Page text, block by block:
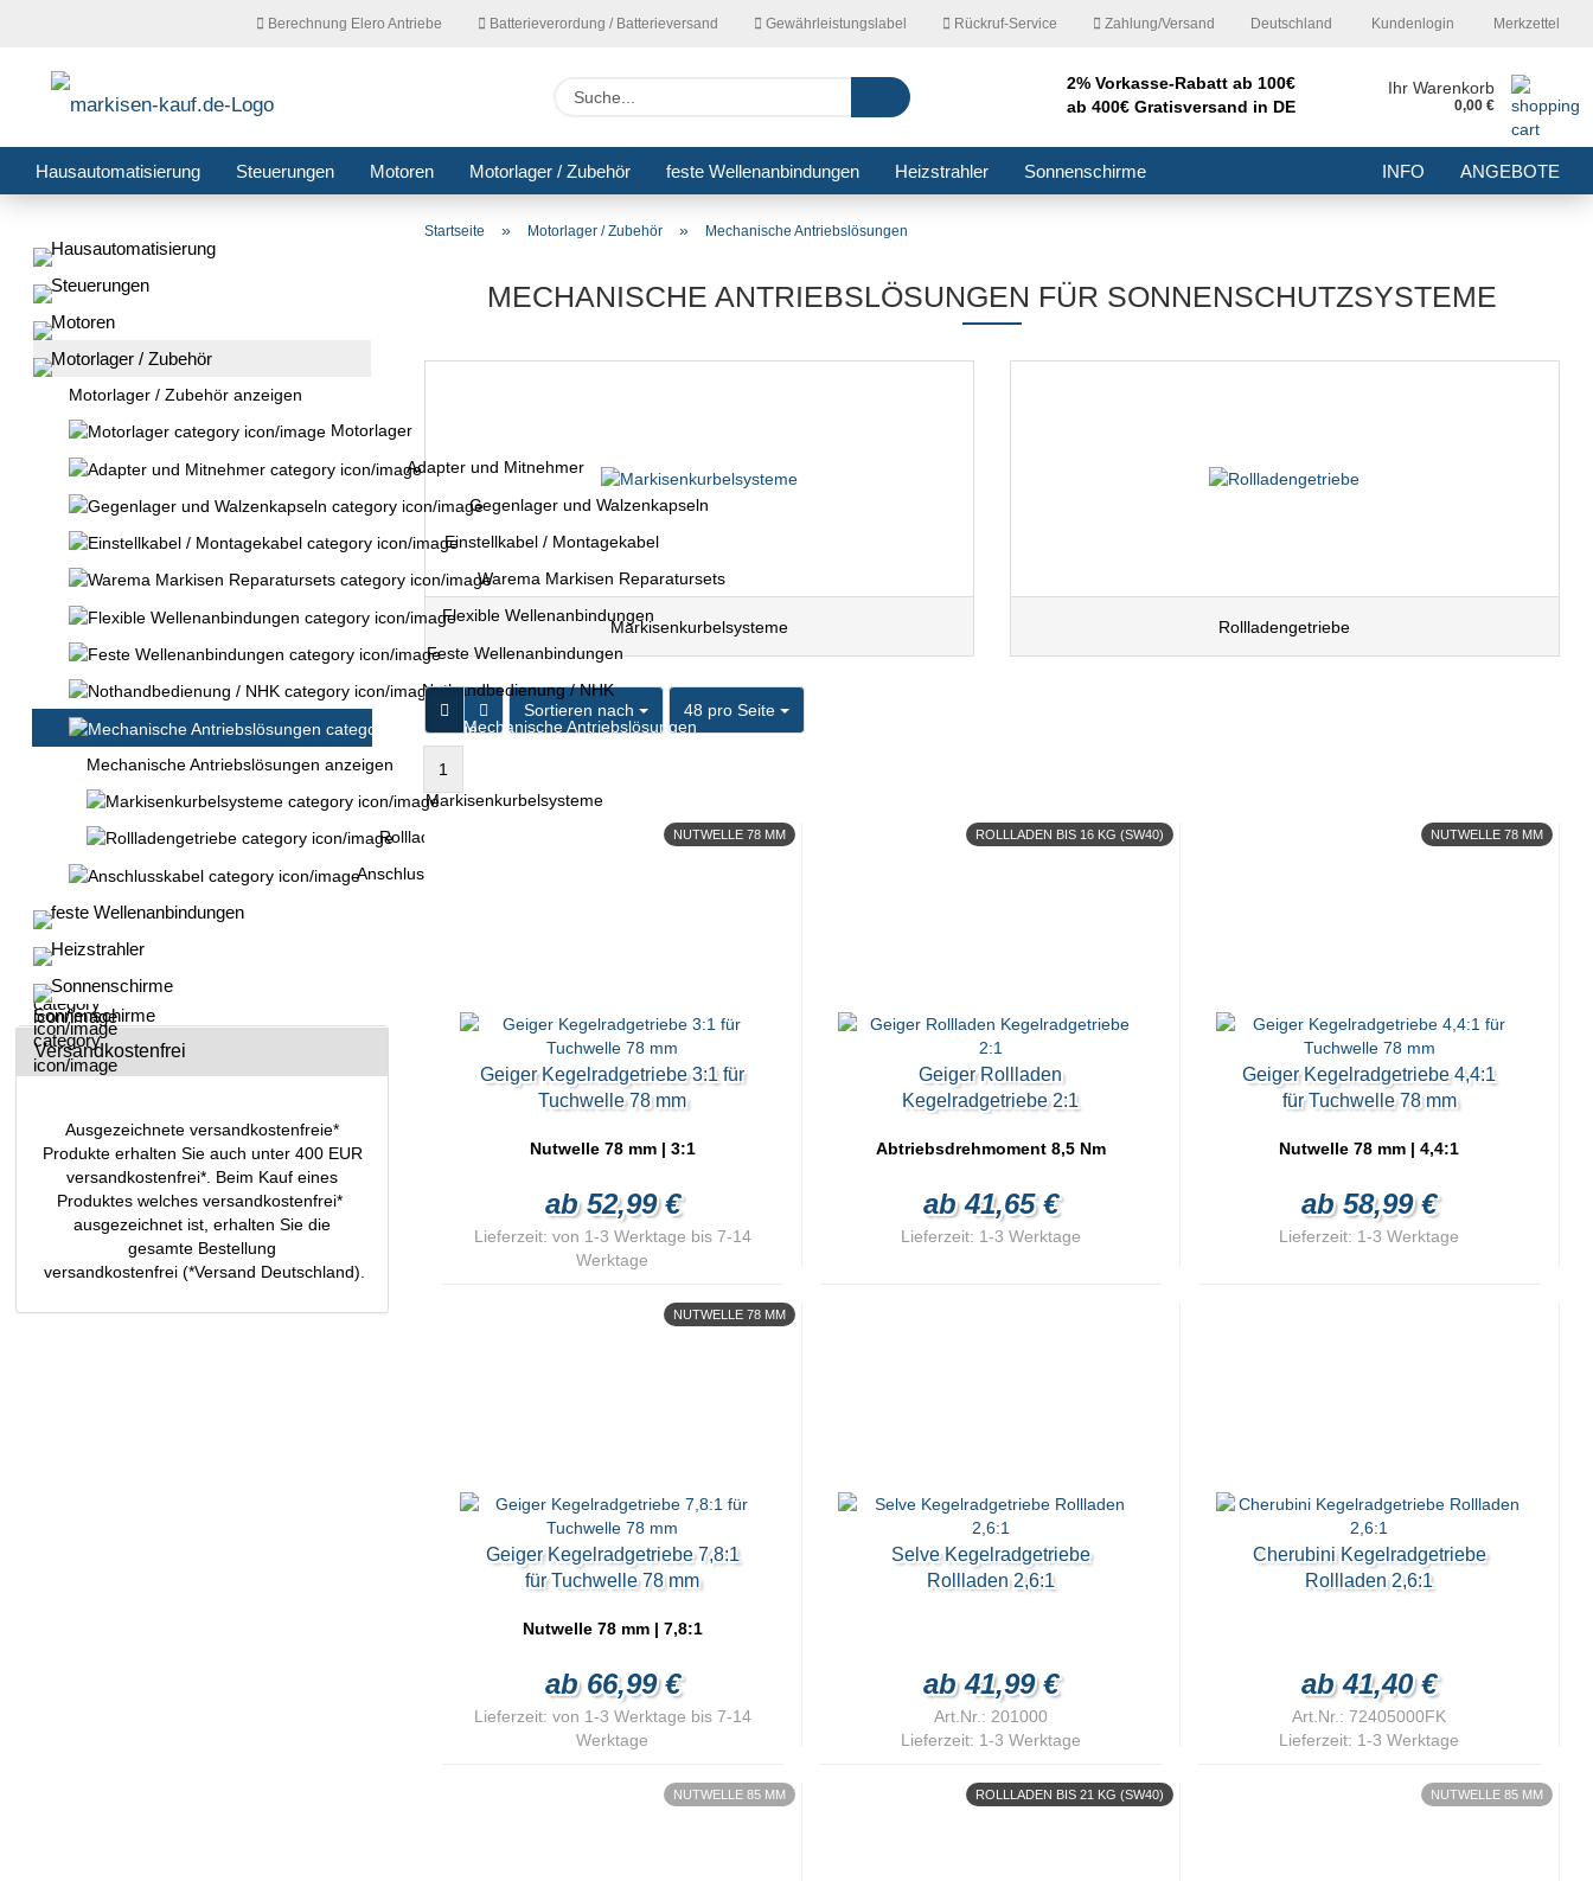
Berechnung Elero Antriebe Batterieverordung / Batterieversand Gewährleistungslabel Rückruf-Service Zahlung/Versand Deutschland
Lieferland
Kundenlogin
Konto erstellen
Merkzettel
Suche...
2% Vorkasse-Rabatt ab 100€
ab 400€ Gratisversand in DE
Ihr Warenkorb
0,00 €
Hausautomatisierung Steuerungen Motoren Motorlager / Zubehör feste Wellenanbindungen Heizstrahler Sonnenschirme INFO ANGEBOTE
Startseite » Motorlager / Zubehör » Mechanische Antriebslösungen
MECHANISCHE ANTRIEBSLÖSUNGEN FÜR SONNENSCHUTZSYSTEME
Markisenkurbelsysteme Rollladengetriebe
Sortieren nach
Sortieren nach 48 pro Seite
pro Seite
1
NUTWELLE 78 MM
Geiger Kegelradgetriebe 3:1 für
Tuchwelle 78 mm
Nutwelle 78 mm | 3:1
ab 52,99 €
Lieferzeit: von 1-3 Werktage bis 7-14
Werktage
ROLLLADEN BIS 16 KG (SW40)
Geiger Rollladen
Kegelradgetriebe 2:1
Abtriebsdrehmoment 8,5 Nm
ab 41,65 €
Lieferzeit: 1-3 Werktage
NUTWELLE 78 MM
Geiger Kegelradgetriebe 4,4:1
für Tuchwelle 78 mm
Nutwelle 78 mm | 4,4:1
ab 58,99 €
Lieferzeit: 1-3 Werktage
NUTWELLE 78 MM
Geiger Kegelradgetriebe 7,8:1
für Tuchwelle 78 mm
Nutwelle 78 mm | 7,8:1
ab 66,99 €
Lieferzeit: von 1-3 Werktage bis 7-14
Werktage
Selve Kegelradgetriebe
Rollladen 2,6:1
ab 41,99 €
Art.Nr.: 201000
Lieferzeit: 1-3 Werktage
Cherubini Kegelradgetriebe
Rollladen 2,6:1
ab 41,40 €
Art.Nr.: 72405000FK
Lieferzeit: 1-3 Werktage
NUTWELLE 85 MM ROLLLADEN BIS 21 KG (SW40) NUTWELLE 85 MM
Hausautomatisierung
Steuerungen
Motoren
Motorlager / Zubehör
Motorlager / Zubehör anzeigen
Motorlager
Adapter und Mitnehmer
Gegenlager und Walzenkapseln
Einstellkabel / Montagekabel
Warema Markisen Reparatursets
Flexible Wellenanbindungen
Feste Wellenanbindungen
Nothandbedienung / NHK
Mechanische Antriebslösungen
Mechanische Antriebslösungen anzeigen
Markisenkurbelsysteme
Rollladengetriebe
Anschlusskabel
feste Wellenanbindungen
Heizstrahler
Sonnenschirme
Versandkostenfrei
Ausgezeichnete versandkostenfreie*
Produkte erhalten Sie auch unter 400 EUR
versandkostenfrei*. Beim Kauf eines
Produktes welches versandkostenfrei*
ausgezeichnet ist, erhalten Sie die
gesamte Bestellung
versandkostenfrei (*Versand Deutschland).